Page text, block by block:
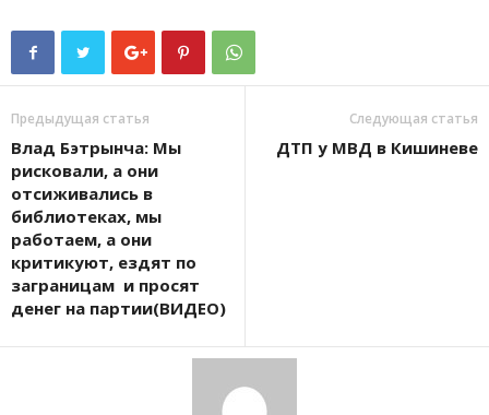
Предыдущая статья
Влад Бэтрынча: Мы
рисковали, а они
отсиживались в
библиотеках, мы
работаем, а они
критикуют, ездят по
заграницам и просят
денег на партии(ВИДЕО)
Следующая статья
ДТП у МВД в Кишиневе